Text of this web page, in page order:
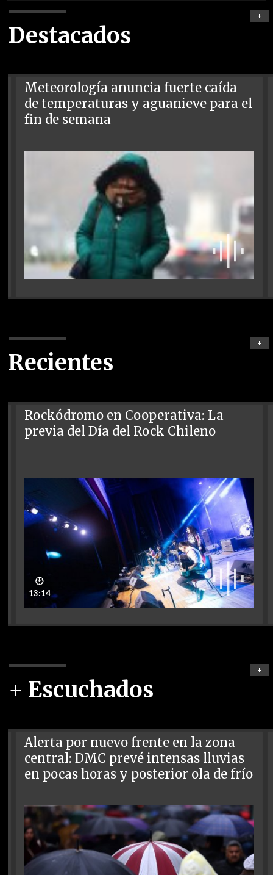
Destacados
+
Meteorología anuncia fuerte caída
de temperaturas y aguanieve para el
fin de semana
Recientes
+
Rockódromo en Cooperativa: La
previa del Día del Rock Chileno
🕑
13:14
+ Escuchados
+
Alerta por nuevo frente en la zona
central: DMC prevé intensas lluvias
en pocas horas y posterior ola de frío